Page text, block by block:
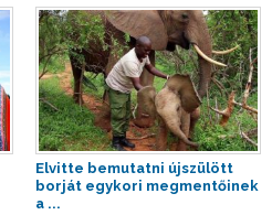
Elvitte bemutatni újszülött
borját egykori megmentőinek
a ...